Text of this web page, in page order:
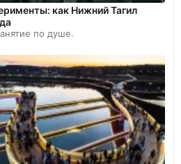
как Нижний Тагил
по душе.